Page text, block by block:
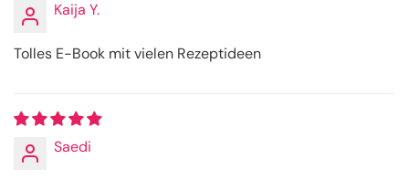
Kaija Y.
Tolles E-Book mit vielen Rezeptideen
Saedi